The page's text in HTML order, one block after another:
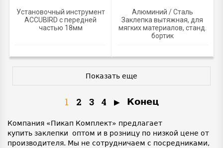
Установочный инструмент
ACCUBIRD с передней
частью 18мм
Алюминий / Сталь
Заклепка вытяжная, для
мягких материалов, станд.
бортик
Показать еще
1 2 3 4 Конец
Компания «Пикап Комплект» предлагает
купить заклепки оптом и в розницу по низкой цене от
производителя. Мы не сотрудничаем с посредниками,